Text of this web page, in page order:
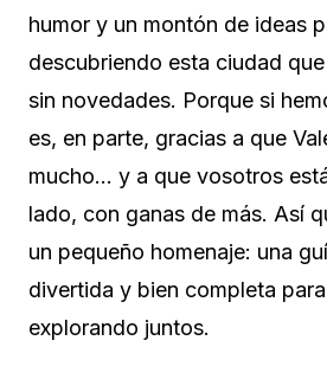
humor y un montón de ideas
descubriendo esta ciudad
sin novedades. Porque si
es, en parte, gracias a que
mucho… y a que vosotros
lado, con ganas de más. Así
un pequeño homenaje: una
divertida y bien completa
explorando juntos.